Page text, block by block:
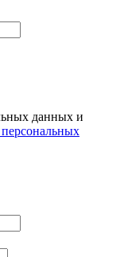
данных и